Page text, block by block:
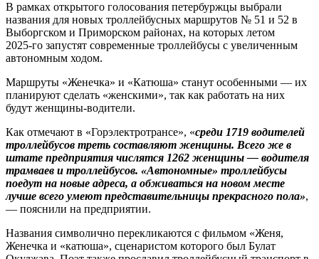
В рамках открытого голосования петербуржцы выбрали
названия для новых троллейбусных маршрутов № 51 и 52 в
Выборгском и Приморском районах, на которых летом
2025‑го запустят современные троллейбусы с увеличенным
автономным ходом.
Маршруты «Женечка» и «Катюша» станут особенными — их
планируют сделать «женскими», так как работать на них
будут женщины-водители.
Как отмечают в «Горэлектро­трансе», «среди 1719 водителей
троллейбусов треть составляют женщины. Всего же в
штате предприятия числятся 1262 женщины — водителя
трамваев и троллейбусов. «Автономные» троллейбусы
поедут на новые адреса, а обживаться на новом ­месте
лучше всего умеют представительницы прекрасного пола»,
— пояснили на предприятии.
Названия символично перекликаются с фильмом «Женя,
Женечка и «катюша», сценаристом которого был Булат